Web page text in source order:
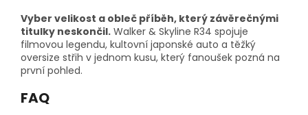
Vyber velikost a obleč příběh, který závěrečnými
titulky neskončil. Walker & Skyline R34 spojuje
filmovou legendu, kultovní japonské auto a těžký
oversize střih v jednom kusu, který fanoušek pozná na
první pohled.
FAQ